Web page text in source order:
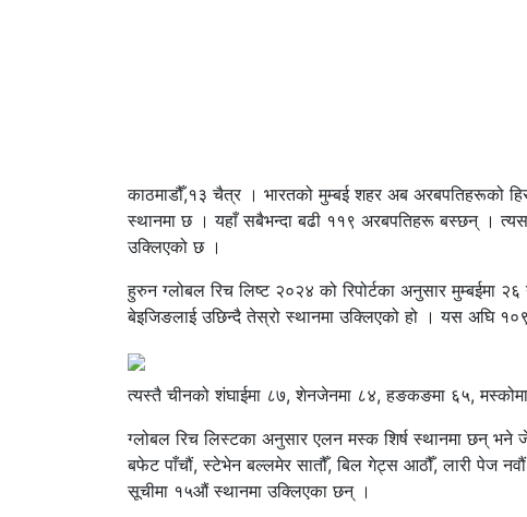
काठमाडौँ,१३ चैत्र । भारतको मुम्बई शहर अब अरबपतिहरूको
स्थानमा छ । यहाँ सबैभन्दा बढी ११९ अरबपतिहरू बस्छन् ।
उक्लिएको छ ।
हुरुन ग्लोबल रिच लिष्ट २०२४ को रिपोर्टका अनुसार मुम्बईमा
बेइजिङलाई उछिन्दै तेस्रो स्थानमा उक्लिएको हो । यस अघि
त्यस्तै चीनको शंघाईमा ८७, शेनजेनमा ८४, हङकङमा ६५,
ग्लोबल रिच लिस्टका अनुसार एलन मस्क शिर्ष स्थानमा छन् भने जेफ
बफेट पाँचौं, स्टेभेन बल्लमेर सातौँ, बिल गेट्स आठौँ, लारी पेज
सूचीमा १५औं स्थानमा उक्लिएका छन् ।